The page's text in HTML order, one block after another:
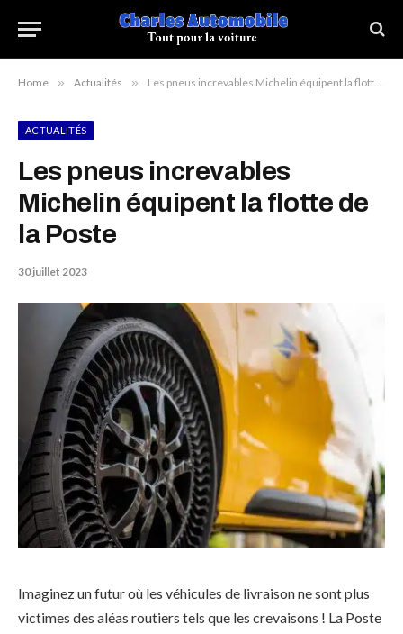
Home » Actualités » Les pneus increvables Michelin équipent la flotte de la Poste
ACTUALITÉS
Les pneus increvables
Michelin équipent la flotte de
la Poste
30 juillet 2023
Imaginez un futur où les véhicules de livraison ne sont plus
victimes des aléas routiers tels que les crevaisons ! La Poste